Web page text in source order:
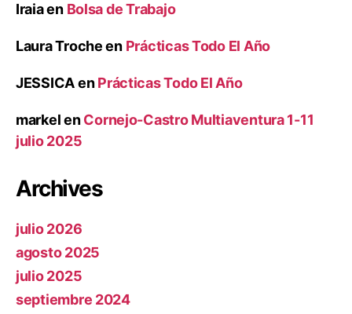
Iraiaen Bolsa de Trabajo
Laura Trocheen Prácticas Todo El Año
JESSICAenPrácticas Todo El Año
markelenCornejo-Castro Multiaventura 1-11
julio 2025
Archives
julio 2026
agosto 2025
julio 2025
septiembre 2024